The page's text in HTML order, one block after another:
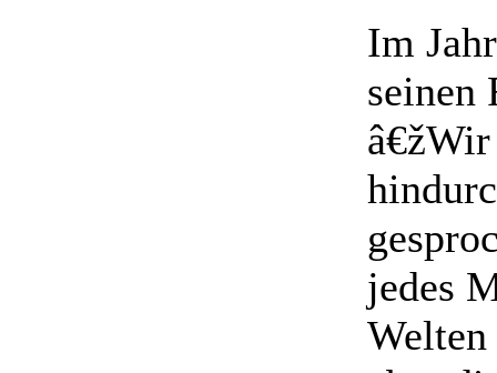
Im
seinen
jedes
Welten